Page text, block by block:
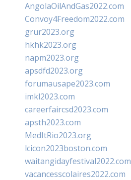
AngolaOilAndGas2022.com
Convoy4Freedom2022.com
grur2023.org
hkhk2023.org
napm2023.org
apsdfd2023.org
forumausape2023.com
imkl2023.com
careerfaircsd2023.com
apsth2023.com
MedItRio2023.org
lcicon2023boston.com
waitangidayfestival2022.com
vacancesscolaires2022.com